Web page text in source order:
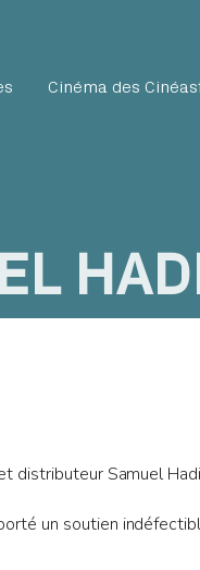
Cinéma des
distributeur Samuel
un soutien